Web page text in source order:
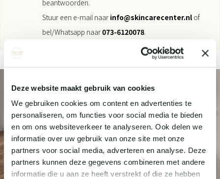
Deze website maakt gebruik van cookies
We gebruiken cookies om content en advertenties te
personaliseren, om functies voor social media te bieden
en om ons websiteverkeer te analyseren. Ook delen we
informatie over uw gebruik van onze site met onze
partners voor social media, adverteren en analyse. Deze
partners kunnen deze gegevens combineren met andere
informatie die u aan ze heeft verstrekt of die ze hebben
beantwoorden.
Stuur een e-mail naar info@skincarecenter.nl of
bel/Whatsapp naar073-6120078.